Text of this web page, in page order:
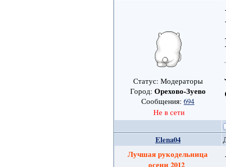
Статус: Модераторы
Город: Орехово-Зуево
Сообщения:694
Не в сети
Elena04
Лучшая рукодельница